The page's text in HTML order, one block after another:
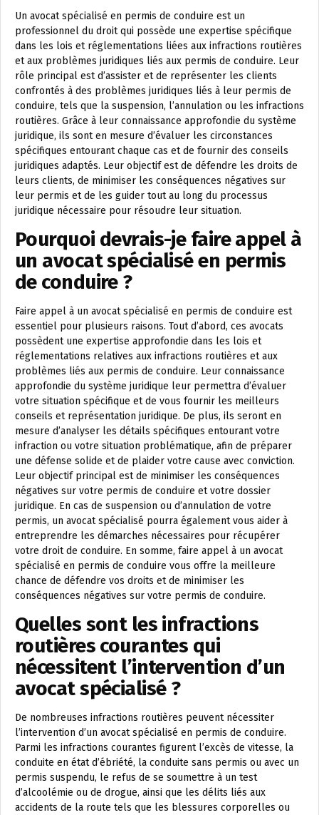
Un avocat spécialisé en permis de conduire est un
professionnel du droit qui possède une expertise spécifique
dans les lois et réglementations liées aux infractions routières
et aux problèmes juridiques liés aux permis de conduire. Leur
rôle principal est d’assister et de représenter les clients
confrontés à des problèmes juridiques liés à leur permis de
conduire, tels que la suspension, l’annulation ou les infractions
routières. Grâce à leur connaissance approfondie du système
juridique, ils sont en mesure d’évaluer les circonstances
spécifiques entourant chaque cas et de fournir des conseils
juridiques adaptés. Leur objectif est de défendre les droits de
leurs clients, de minimiser les conséquences négatives sur
leur permis et de les guider tout au long du processus
juridique nécessaire pour résoudre leur situation.
Pourquoi devrais-je faire appel à
un avocat spécialisé en permis
de conduire ?
Faire appel à un avocat spécialisé en permis de conduire est
essentiel pour plusieurs raisons. Tout d’abord, ces avocats
possèdent une expertise approfondie dans les lois et
réglementations relatives aux infractions routières et aux
problèmes liés aux permis de conduire. Leur connaissance
approfondie du système juridique leur permettra d’évaluer
votre situation spécifique et de vous fournir les meilleurs
conseils et représentation juridique. De plus, ils seront en
mesure d’analyser les détails spécifiques entourant votre
infraction ou votre situation problématique, afin de préparer
une défense solide et de plaider votre cause avec conviction.
Leur objectif principal est de minimiser les conséquences
négatives sur votre permis de conduire et votre dossier
juridique. En cas de suspension ou d’annulation de votre
permis, un avocat spécialisé pourra également vous aider à
entreprendre les démarches nécessaires pour récupérer
votre droit de conduire. En somme, faire appel à un avocat
spécialisé en permis de conduire vous offre la meilleure
chance de défendre vos droits et de minimiser les
conséquences négatives sur votre permis de conduire.
Quelles sont les infractions
routières courantes qui
nécessitent l’intervention d’un
avocat spécialisé ?
De nombreuses infractions routières peuvent nécessiter
l’intervention d’un avocat spécialisé en permis de conduire.
Parmi les infractions courantes figurent l’excès de vitesse, la
conduite en état d’ébriété, la conduite sans permis ou avec un
permis suspendu, le refus de se soumettre à un test
d’alcoolémie ou de drogue, ainsi que les délits liés aux
accidents de la route tels que les blessures corporelles ou